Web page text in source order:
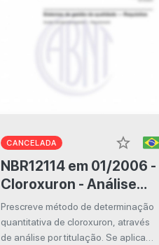
CANCELADA
star_border
NBR12114 em 01/2006 -
Cloroxuron - Análise
por titulação
Prescreve método de determinação
quantitativa de cloroxuron, através
de análise por titulação. Se aplica